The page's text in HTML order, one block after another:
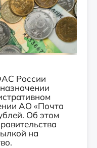
России
АО «Почта
Об этом
на